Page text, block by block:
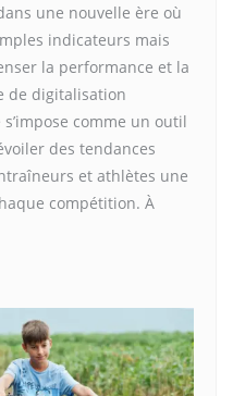
une nouvelle ère où
indicateurs mais
la performance et la
de digitalisation
comme un outil
des tendances
et athlètes une
compétition. À